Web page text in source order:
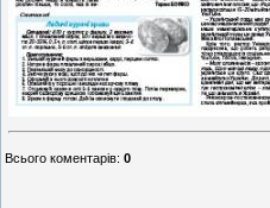
Всього коментарів: 0